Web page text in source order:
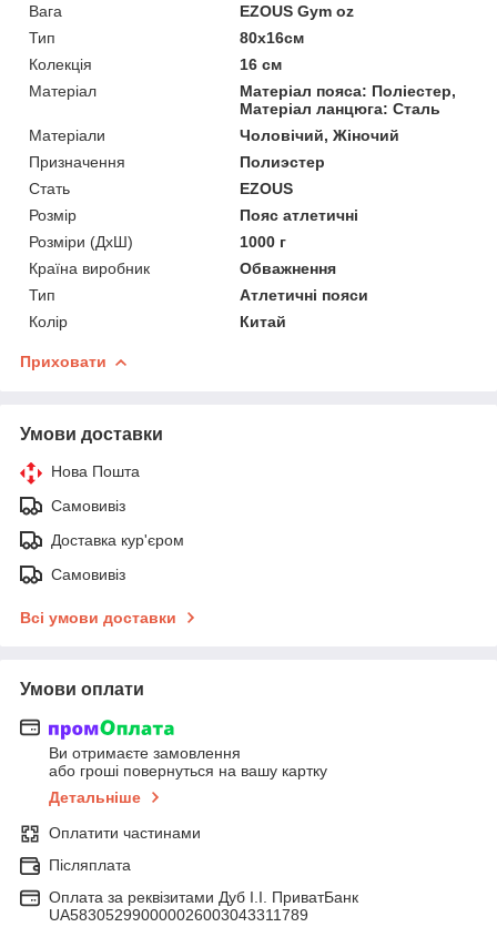
Вага
EZOUS Gym oz
Тип
80x16см
Колекція
16 см
Матеріал
Матеріал пояса: Поліестер,
Матеріал ланцюга: Сталь
Матеріали
Чоловічий, Жіночий
Призначення
Полиэстер
Стать
EZOUS
Розмір
Пояс атлетичні
Розміри (ДхШ)
1000 г
Країна виробник
Обважнення
Тип
Атлетичні пояси
Колір
Китай
Приховати
Умови доставки
Нова Пошта
Самовивіз
Доставка кур'єром
Самовивіз
Всі умови доставки
Умови оплати
Ви отримаєте замовлення
або гроші повернуться на вашу картку
Детальніше
Оплатити частинами
Післяплата
Оплата за реквізитами Дуб І.І. ПриватБанк
UA583052990000026003043311789